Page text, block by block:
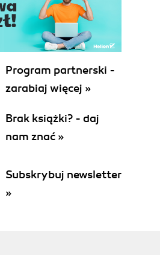
Program partnerski -
zarabiaj więcej »
Brak książki? - daj
nam znać »
Subskrybuj newsletter
»